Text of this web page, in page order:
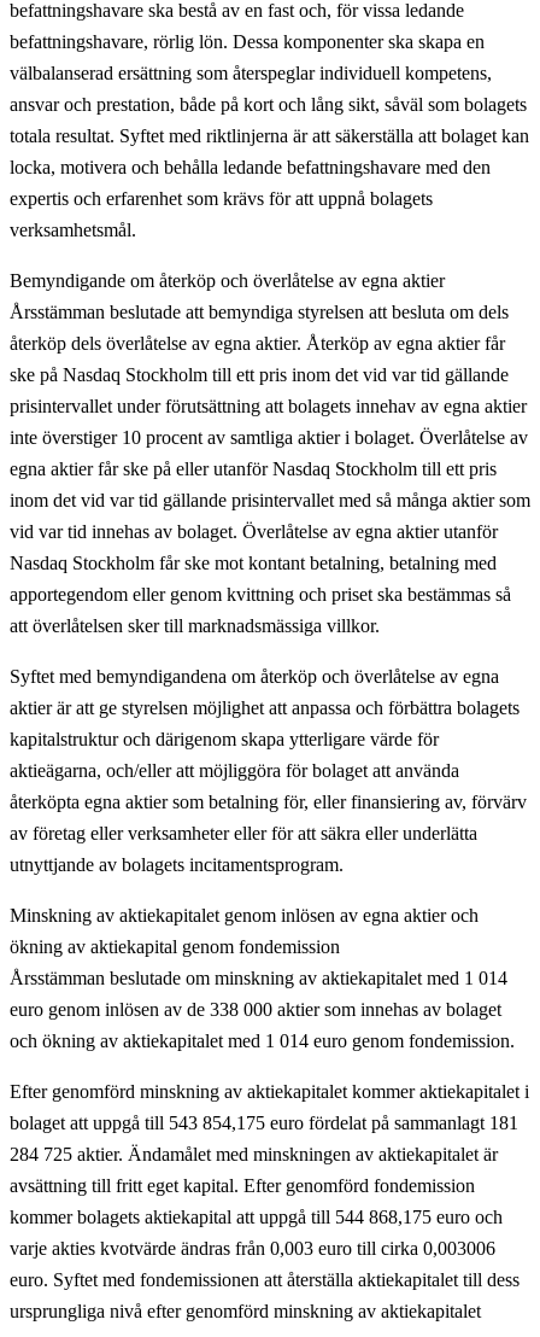
befattningshavare ska bestå av en fast och, för vissa ledande
befattningshavare, rörlig lön. Dessa komponenter ska skapa en
välbalanserad ersättning som återspeglar individuell kompetens,
ansvar och prestation, både på kort och lång sikt, såväl som bolagets
totala resultat. Syftet med riktlinjerna är att säkerställa att bolaget kan
locka, motivera och behålla ledande befattningshavare med den
expertis och erfarenhet som krävs för att uppnå bolagets
verksamhetsmål.
Bemyndigande om återköp och överlåtelse av egna aktier
Årsstämman beslutade att bemyndiga styrelsen att besluta om dels
återköp dels överlåtelse av egna aktier. Återköp av egna aktier får
ske på Nasdaq Stockholm till ett pris inom det vid var tid gällande
prisintervallet under förutsättning att bolagets innehav av egna aktier
inte överstiger 10 procent av samtliga aktier i bolaget. Överlåtelse av
egna aktier får ske på eller utanför Nasdaq Stockholm till ett pris
inom det vid var tid gällande prisintervallet med så många aktier som
vid var tid innehas av bolaget. Överlåtelse av egna aktier utanför
Nasdaq Stockholm får ske mot kontant betalning, betalning med
apportegendom eller genom kvittning och priset ska bestämmas så
att överlåtelsen sker till marknadsmässiga villkor.
Syftet med bemyndigandena om återköp och överlåtelse av egna
aktier är att ge styrelsen möjlighet att anpassa och förbättra bolagets
kapitalstruktur och därigenom skapa ytterligare värde för
aktieägarna, och/eller att möjliggöra för bolaget att använda
återköpta egna aktier som betalning för, eller finansiering av, förvärv
av företag eller verksamheter eller för att säkra eller underlätta
utnyttjande av bolagets incitamentsprogram.
Minskning av aktiekapitalet genom inlösen av egna aktier och
ökning av aktiekapital genom fondemission
Årsstämman beslutade om minskning av aktiekapitalet med 1 014
euro genom inlösen av de 338 000 aktier som innehas av bolaget
och ökning av aktiekapitalet med 1 014 euro genom fondemission.
Efter genomförd minskning av aktiekapitalet kommer aktiekapitalet i
bolaget att uppgå till 543 854,175 euro fördelat på sammanlagt 181
284 725 aktier. Ändamålet med minskningen av aktiekapitalet är
avsättning till fritt eget kapital. Efter genomförd fondemission
kommer bolagets aktiekapital att uppgå till 544 868,175 euro och
varje akties kvotvärde ändras från 0,003 euro till cirka 0,003006
euro. Syftet med fondemissionen att återställa aktiekapitalet till dess
ursprungliga nivå efter genomförd minskning av aktiekapitalet